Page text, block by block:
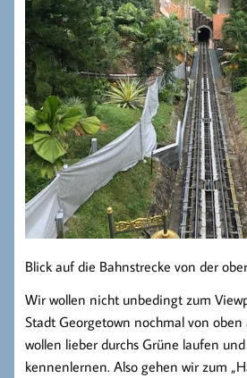
Blick auf die Bahnstrecke von der
Wir wollen nicht unbedingt zum
Stadt Georgetown nochmal von oben
wollen lieber durchs Grüne laufen
kennenlernen. Also gehen wir zum